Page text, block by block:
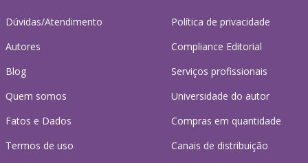
Dúvidas/Atendimento
Autores
Blog
Quem somos
Fatos e Dados
Termos de uso
Política de privacidade
Compliance Editorial
Serviços profissionais
Universidade do autor
Compras em quantidade
Canais de distribuição